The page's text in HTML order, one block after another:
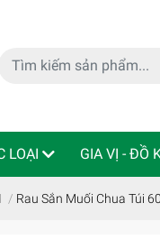
LOẠI GIA VỊ - ĐỒ
/ Rau Sắn Muối Chua Túi